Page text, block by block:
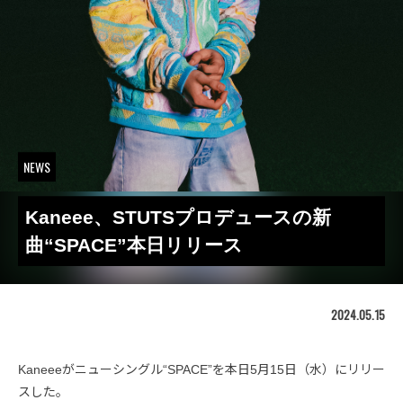
NEWS
Kaneee、STUTSプロデュースの新
曲“SPACE”本日リリース
2024.05.15
Kaneeeがニューシングル“SPACE”を本日5月15日（水）にリリー
スした。